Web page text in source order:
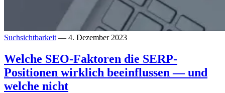
Suchsichtbarkeit — 4. Dezember 2023
Welche SEO-Faktoren die SERP-
Positionen wirklich beeinflussen — und
welche nicht